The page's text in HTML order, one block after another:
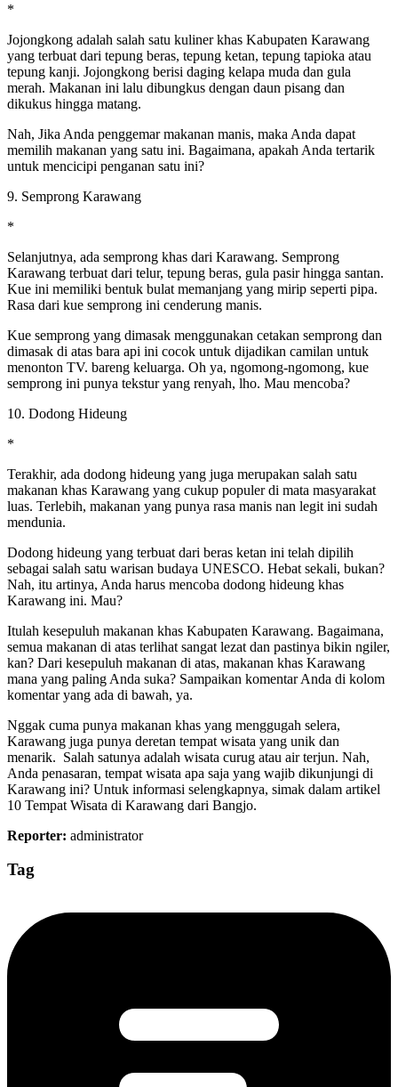
*
Jojongkong adalah salah satu kuliner khas Kabupaten Karawang
yang terbuat dari tepung beras, tepung ketan, tepung tapioka atau
tepung kanji. Jojongkong berisi daging kelapa muda dan gula
merah. Makanan ini lalu dibungkus dengan daun pisang dan
dikukus hingga matang.
Nah, Jika Anda penggemar makanan manis, maka Anda dapat
memilih makanan yang satu ini. Bagaimana, apakah Anda tertarik
untuk mencicipi penganan satu ini?
9. Semprong Karawang
*
Selanjutnya, ada semprong khas dari Karawang. Semprong
Karawang terbuat dari telur, tepung beras, gula pasir hingga santan.
Kue ini memiliki bentuk bulat memanjang yang mirip seperti pipa.
Rasa dari kue semprong ini cenderung manis.
Kue semprong yang dimasak menggunakan cetakan semprong dan
dimasak di atas bara api ini cocok untuk dijadikan camilan untuk
menonton TV. bareng keluarga. Oh ya, ngomong-ngomong, kue
semprong ini punya tekstur yang renyah, lho. Mau mencoba?
10. Dodong Hideung
*
Terakhir, ada dodong hideung yang juga merupakan salah satu
makanan khas Karawang yang cukup populer di mata masyarakat
luas. Terlebih, makanan yang punya rasa manis nan legit ini sudah
mendunia.
Dodong hideung yang terbuat dari beras ketan ini telah dipilih
sebagai salah satu warisan budaya UNESCO. Hebat sekali, bukan?
Nah, itu artinya, Anda harus mencoba dodong hideung khas
Karawang ini. Mau?
Itulah kesepuluh makanan khas Kabupaten Karawang. Bagaimana,
semua makanan di atas terlihat sangat lezat dan pastinya bikin ngiler,
kan? Dari kesepuluh makanan di atas, makanan khas Karawang
mana yang paling Anda suka? Sampaikan komentar Anda di kolom
komentar yang ada di bawah, ya.
Nggak cuma punya makanan khas yang menggugah selera,
Karawang juga punya deretan tempat wisata yang unik dan
menarik. Salah satunya adalah wisata curug atau air terjun. Nah,
Anda penasaran, tempat wisata apa saja yang wajib dikunjungi di
Karawang ini? Untuk informasi selengkapnya, simak dalam artikel
10 Tempat Wisata di Karawang dari Bangjo.
Reporter: administrator
Tag